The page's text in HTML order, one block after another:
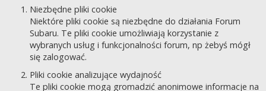
Niezbędne pliki cookie
Niektóre pliki cookie są niezbędne do działania Forum
Subaru. Te pliki cookie umożliwiają korzystanie z
wybranych usług i funkcjonalności forum, np żebyś mógł
się zalogować.
Pliki cookie analizujące wydajność
Te pliki cookie mogą gromadzić anonimowe informacje na